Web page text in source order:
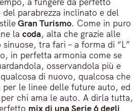
parabrezza inclinato e del
Gran Turismo. Come in puro
la coda, alta che grazie alle
tra fari – a forma di “L”
in perfetta armonia come se
osservandola più e
di nuovo, qualcosa che
per le linee delle future auto, ed
per chi ama le auto. A dirla tutta,
mix di una Serie 6 degli